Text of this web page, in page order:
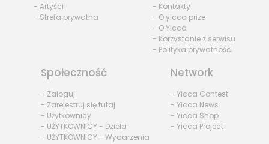
- Artyści
- Strefa prywatna
- Kontakty
- O yicca prize
- O Yicca
- Korzystanie z serwisu
- Polityka prywatności
Społeczność
- Zaloguj
- Zarejestruj się tutaj
- Użytkownicy
- UŻYTKOWNICY - Dzieła
- UŻYTKOWNICY - Wydarzenia
Network
- Yicca Contest
- Yicca News
- Yicca Shop
- Yicca Project